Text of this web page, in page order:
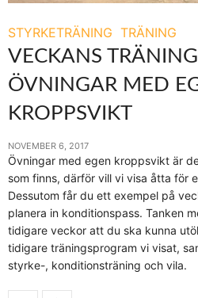
STYRKETRÄNING TRÄNING
VECKANS
ÖVNINGAR MED
KROPPSVIKT
NOVEMBER 6, 2017
Övningar med egen kroppsvikt är
som finns, därför vill vi visa åtta för
Dessutom får du ett exempel på
planera in konditionspass. Tanken
tidigare veckor att du ska kunna
tidigare träningsprogram vi visat,
styrke-, konditionsträning och vila.